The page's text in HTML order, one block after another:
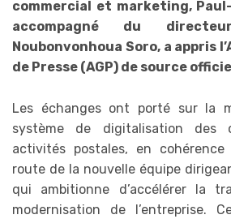
commercial et marketing,
accompagné du
Noubonvonhoua Soro, a appris
de Presse (AGP) de source
Les échanges ont porté sur la
système de digitalisation des
activités postales, en
route de la nouvelle équipe
qui ambitionne d’accélérer la
modernisation de l’entreprise.